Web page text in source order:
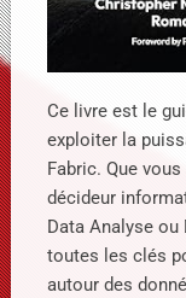
Ce livre est le
exploiter la
Fabric. Que
décideur
Data Analyse
toutes les clés
autour des